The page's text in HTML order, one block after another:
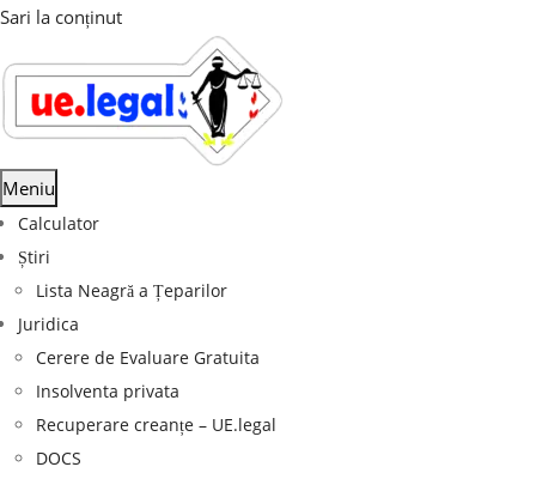
Sari la conținut
Meniu
Calculator
Știri
Lista Neagră a Țeparilor
Juridica
Cerere de Evaluare Gratuita
Insolventa privata
Recuperare creanțe – UE.legal
DOCS